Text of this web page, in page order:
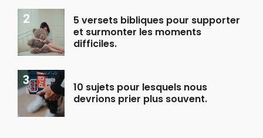
5 versets bibliques pour supporter
et surmonter les moments
difficiles.
10 sujets pour lesquels nous
devrions prier plus souvent.